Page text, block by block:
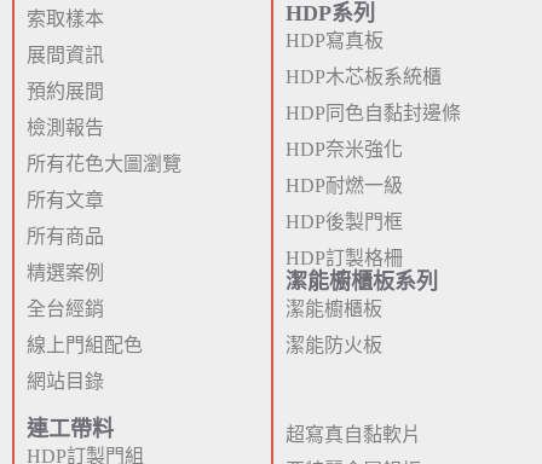
索取樣本
展間資訊
預約展間
檢測報告
所有花色大圖瀏覽
所有文章
所有商品
精選案例
全台經銷
線上門組配色
網站目錄
HDP系列
HDP寫真板
HDP木芯板系統櫃
HDP同色自黏封邊條
HDP奈米強化
HDP耐燃一級
HDP後製門框
HDP訂製格柵
潔能櫥櫃板系列
潔能櫥櫃板
潔能防火板
連工帶料
HDP訂製門組
超寫真自黏軟片